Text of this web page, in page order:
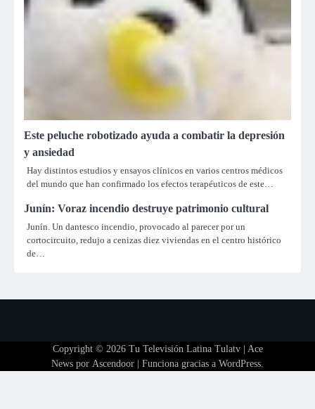
Este peluche robotizado ayuda a combatir la depresión
y ansiedad
Hay distintos estudios y ensayos clínicos en varios centros médicos
del mundo que han confirmado los efectos terapéuticos de este…
Junín: Voraz incendio destruye patrimonio cultural
Junín. Un dantesco incendio, provocado al parecer por un
cortocircuito, redujo a cenizas diez viviendas en el centro histórico
de…
Copyright © 2026 Tu Televisión Latina Tulatv| Ace
News por Ascendoor | Funciona gracias a WordPress